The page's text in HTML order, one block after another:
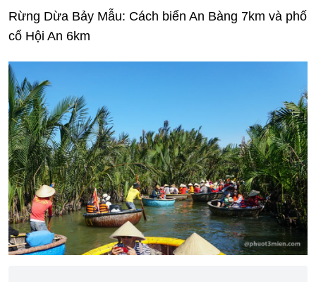
Rừng Dừa Bảy Mẫu: Cách biển An Bàng 7km và phố
cổ Hội An 6km